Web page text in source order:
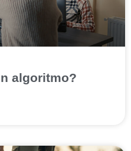
algoritmo?